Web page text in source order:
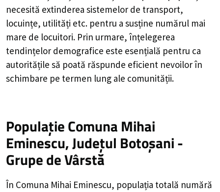
necesită extinderea sistemelor de transport,
locuințe, utilități etc. pentru a susține numărul mai
mare de locuitori. Prin urmare, înțelegerea
tendințelor demografice este esențială pentru ca
autoritățile să poată răspunde eficient nevoilor în
schimbare pe termen lung ale comunității.
Populație Comuna Mihai
Eminescu, Județul Botoșani -
Grupe de Vârstă
În Comuna Mihai Eminescu, populația totală numără